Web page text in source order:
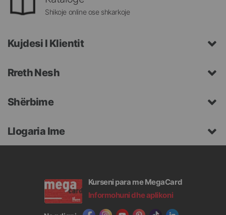
Shikoje online ose shkarkoje
Kujdesi I Klientit
Rreth Nesh
Shërbime
Llogaria Ime
Kurseni para me MegaCard
Informohuni dhe aplikoni